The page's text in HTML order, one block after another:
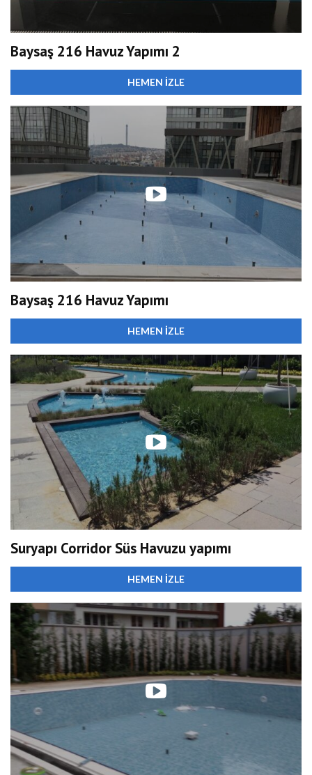
Baysaş 216 Havuz Yapımı 2
HEMEN İZLE
Baysaş 216 Havuz Yapımı
HEMEN İZLE
Suryapı Corridor Süs Havuzu yapımı
HEMEN İZLE